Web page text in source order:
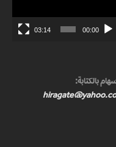
00:00
03:14
بالكتابة: